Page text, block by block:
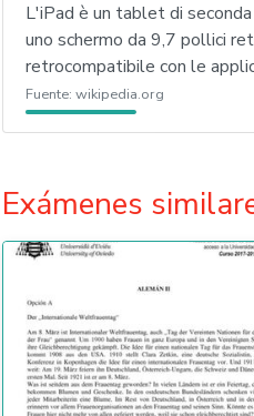
L'iPad è un tablet di
uno schermo da 9,7 pollici
retrocompatibile con le
Fuente: wikipedia.org
Exámenes